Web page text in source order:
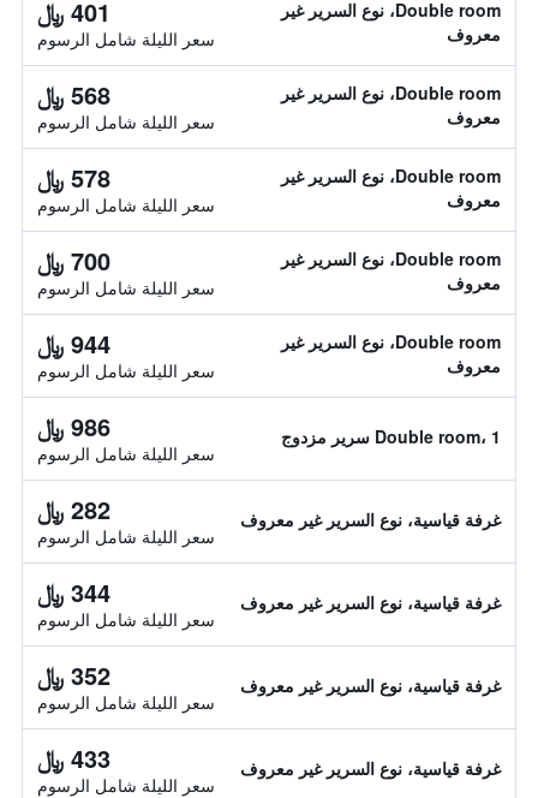
Double room، نوع السرير غير
معروف
401 ﷼
سعر الليلة شامل الرسوم
Double room، نوع السرير غير
معروف
568 ﷼
سعر الليلة شامل الرسوم
Double room، نوع السرير غير
معروف
578 ﷼
سعر الليلة شامل الرسوم
Double room، نوع السرير غير
معروف
700 ﷼
سعر الليلة شامل الرسوم
Double room، نوع السرير غير
معروف
944 ﷼
سعر الليلة شامل الرسوم
Double room، 1 سرير مزدوج 986 ﷼
سعر الليلة شامل الرسوم
غرفة قياسية، نوع السرير غير معروف 282 ﷼
سعر الليلة شامل الرسوم
غرفة قياسية، نوع السرير غير معروف 344 ﷼
سعر الليلة شامل الرسوم
غرفة قياسية، نوع السرير غير معروف 352 ﷼
سعر الليلة شامل الرسوم
غرفة قياسية، نوع السرير غير معروف 433 ﷼
سعر الليلة شامل الرسوم